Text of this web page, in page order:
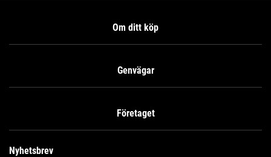
Om ditt köp
Genvägar
Företaget
Nyhetsbrev